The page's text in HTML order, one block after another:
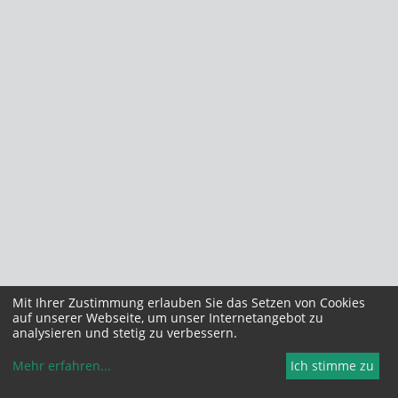
Mit Ihrer Zustimmung erlauben Sie das Setzen von Cookies
auf unserer Webseite, um unser Internetangebot zu
analysieren und stetig zu verbessern.
Mehr erfahren... Ich stimme zu